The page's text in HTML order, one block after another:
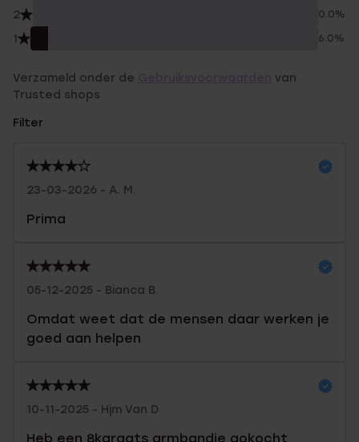
2 0.0%
1 6.0%
Verzameld onder de
van
Trusted shops
Filter
23-03-2026 - A. M.
Prima
05-12-2025 - Bianca B.
Omdat weet dat de mensen daar werken je
goed aan helpen
10-11-2025 - Hjm Van D.
Heb een 8karaats armbandje gokocht